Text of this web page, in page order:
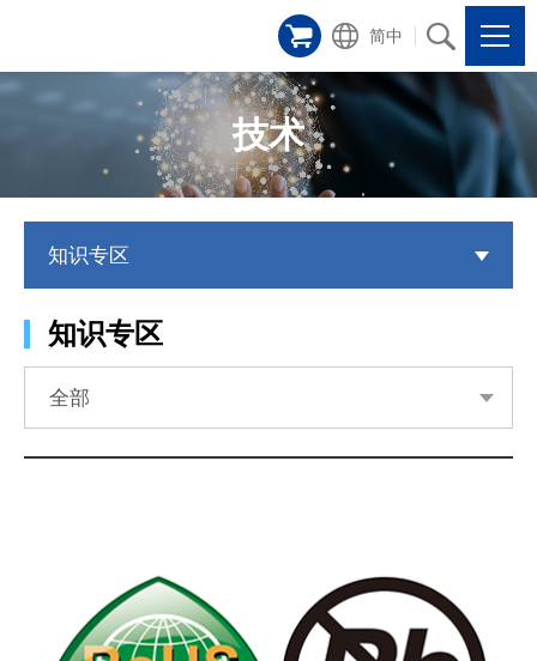
简中
技术
知识专区
知识专区
全部